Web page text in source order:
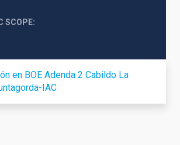
SCOPE
en BOE Adenda 2 Cabildo La
IAC